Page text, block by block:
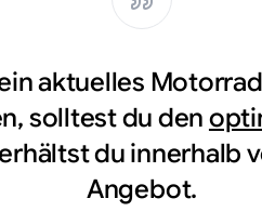
aktuelles
solltest du den
du innerhalb
Angebot.